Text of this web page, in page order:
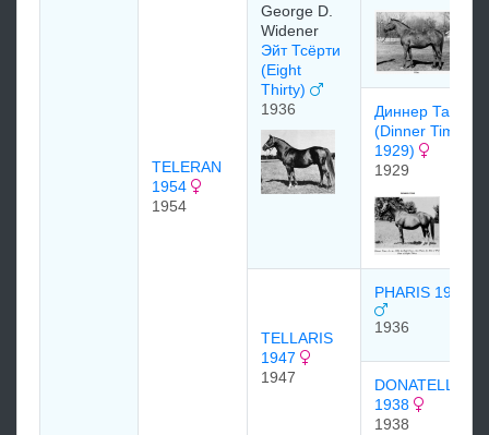
TELERAN
1954
1954
George D.
Widener
Эйт Тсёрти
(Eight
Thirty)
1936
Диннер Тайм
(Dinner Time
1929)
1929
TELLARIS
1947
1947
PHARIS 1936
1936
DONATELLA
1938
1938